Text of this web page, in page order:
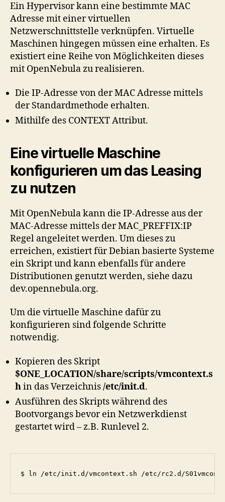
Ein Hypervisor kann eine bestimmte MAC
Adresse mit einer virtuellen
Netzwerschnittstelle verknüpfen. Virtuelle
Maschinen hingegen müssen eine erhalten. Es
existiert eine Reihe von Möglichkeiten dieses
mit OpenNebula zu realisieren.
Die IP-Adresse von der MAC Adresse mittels
der Standardmethode erhalten.
Mithilfe des CONTEXT Attribut.
Eine virtuelle Maschine
konfigurieren um das Leasing
zu nutzen
Mit OpenNebula kann die IP-Adresse aus der
MAC-Adresse mittels der MAC_PREFFIX:IP
Regel angeleitet werden. Um dieses zu
erreichen, existiert für Debian basierte Systeme
ein Skript und kann ebenfalls für andere
Distributionen genutzt werden, siehe dazu
dev.opennebula.org.
Um die virtuelle Maschine dafür zu
konfigurieren sind folgende Schritte
notwendig.
Kopieren des Skript
$ONE_LOCATION/share/scripts/vmcontext.s
hin das Verzeichnis/etc/init.d.
Ausführen des Skripts während des
Bootvorgangs bevor ein Netzwerkdienst
gestartet wird – z.B. Runlevel 2.